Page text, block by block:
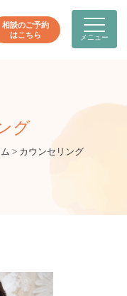
相談のご予約
はこちら
メニュー
グ
> カウンセリング